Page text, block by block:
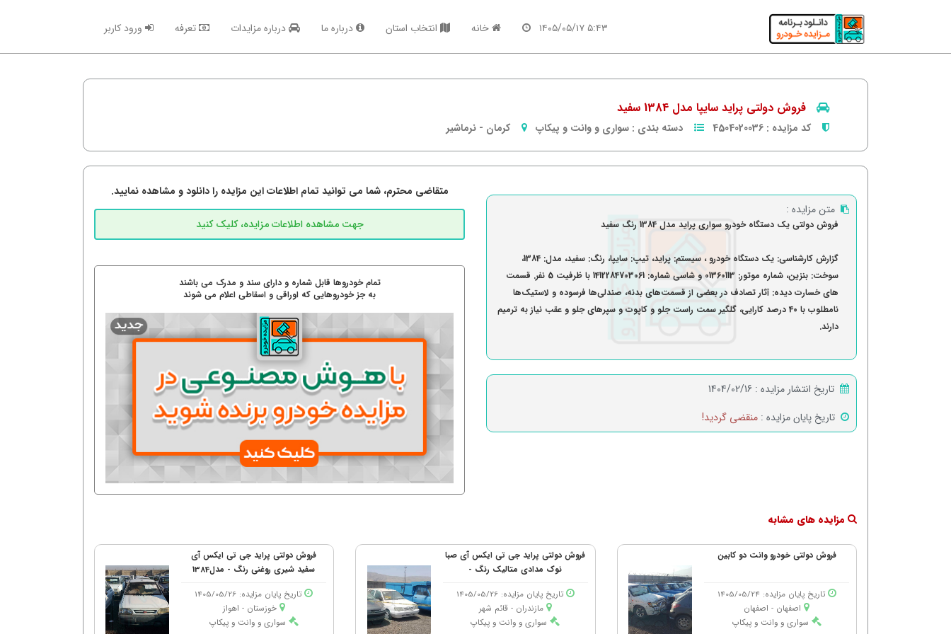
۵:۴۳ ۱۴۰۵/۰۵/۱۷ خانه انتخاب استان درباره ما درباره مزایدات تعرفه ورود کاربر
فروش دولتی پراید سایپا مدل 1384 سفید
کد مزایده : 4504020036 دسته بندی : سواری و وانت و پیکاپ کرمان - نرماشیر
متن مزایده :
فروش دولتی یک دستگاه خودرو سواری پراید مدل 1384 رنگ سفید
گزارش کارشناسی: یک دستگاه خودرو ، سیستم: پراید، تیپ: سایپا، رنگ: سفید، مدل: 1384،
سوخت: بنزین، شماره موتور: 01360113 و شاسی شماره: 1412284703061 با ظرفیت 5 نفر. قسمت
های خسارت دیده: آثار تصادف در بعضی از قسمت‌های بدنه، صندلی‌ها فرسوده و لاستیک‌ها
نامطلوب با 40 درصد کارایی، گلگیر سمت راست جلو و کاپوت و سپرهای جلو و عقب نیاز به ترمیم
دارند.
تاریخ انتشار مزایده : 1404/02/16
تاریخ پایان مزایده : منقضی گردید!
متقاضی محترم، شما می توانید تمام اطلاعات این مزایده را دانلود و مشاهده نمایید.
تمام خودروها قابل شماره و دارای سند و مدرک می باشند
به جز خودروهایی که اوراقی و اسقاطی اعلام می شوند
مزایده های مشابه
فروش دولتی خودرو وانت دو کابین
تاریخ پایان مزایده: 1405/05/24
اصفهان - اصفهان
سواری و وانت و پیکاپ
فروش دولتی پراید جی تی ایکس آی صبا
نوک مدادی متالیک رنگ -
تاریخ پایان مزایده: 1405/05/26
مازندران - قائم شهر
سواری و وانت و پیکاپ
فروش دولتی پراید جی تی ایكس آی
سفید شیری روغنی رنگ - مدل1384
تاریخ پایان مزایده: 1405/05/26
خوزستان - اهواز
سواری و وانت و پیکاپ